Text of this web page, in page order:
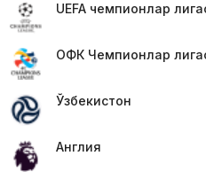
UEFA чемпионлар
ОФК Чемпионлар
Ўзбекистон
Англия